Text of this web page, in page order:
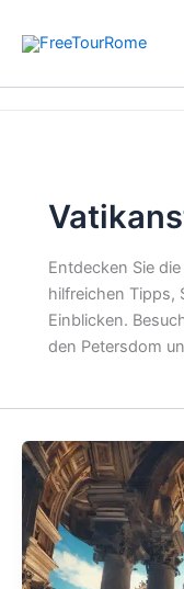
Inhalt
Entdecken Sie
hilfreichen Tipps,
Einblicken.
den Petersdom